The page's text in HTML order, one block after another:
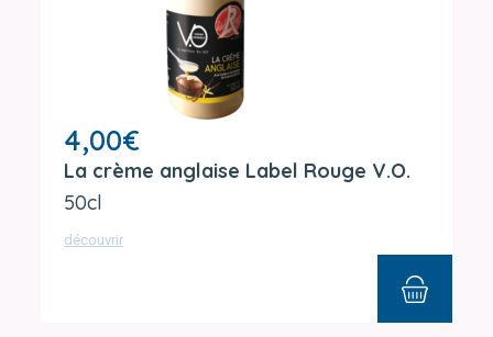
4,00€
La crème anglaise Label Rouge V.O.
50cl
découvrir